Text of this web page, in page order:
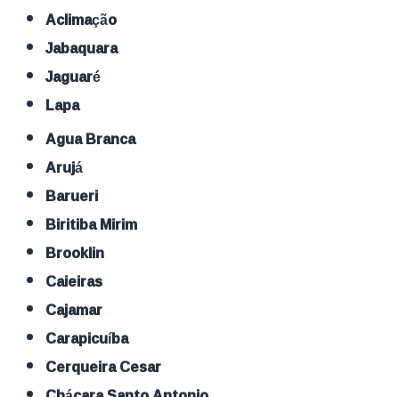
Aclimação
Jabaquara
Jaguaré
Lapa
Agua Branca
Arujá
Barueri
Biritiba Mirim
Brooklin
Caieiras
Cajamar
Carapicuíba
Cerqueira Cesar